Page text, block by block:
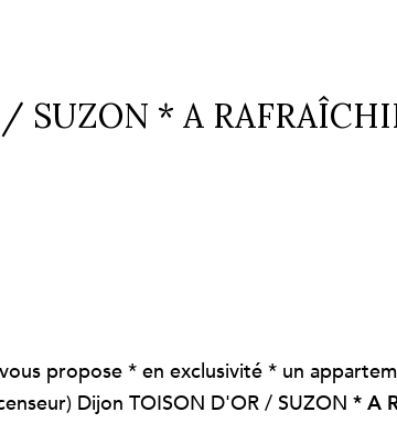
SUZON * A
propose * en exclusivité * un
Dijon TOISON D'OR / SUZON * A